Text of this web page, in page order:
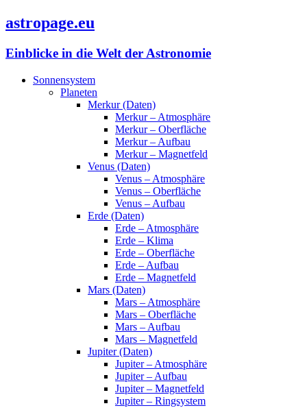
astropage.eu
Einblicke in die Welt der Astronomie
Sonnensystem
Planeten
Merkur (Daten)
Merkur – Atmosphäre
Merkur – Oberfläche
Merkur – Aufbau
Merkur – Magnetfeld
Venus (Daten)
Venus – Atmosphäre
Venus – Oberfläche
Venus – Aufbau
Erde (Daten)
Erde – Atmosphäre
Erde – Klima
Erde – Oberfläche
Erde – Aufbau
Erde – Magnetfeld
Mars (Daten)
Mars – Atmosphäre
Mars – Oberfläche
Mars – Aufbau
Mars – Magnetfeld
Jupiter (Daten)
Jupiter – Atmosphäre
Jupiter – Aufbau
Jupiter – Magnetfeld
Jupiter – Ringsystem